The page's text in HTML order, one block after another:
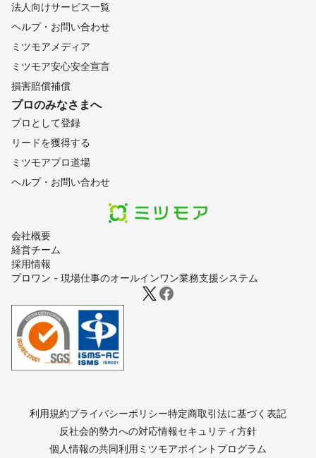
会社概要
経営チーム
採用情報
プロワン - 現場仕事のオールインワン業務支援システム
法人向けサービス一覧
ヘルプ・お問い合わせ
ミツモアメディア
ミツモア安心安全宣言
損害賠償補償
プロのみなさまへ
プロとして登録
リードを獲得する
ミツモアプロ道場
ヘルプ・お問い合わせ
利用規約プライバシーポリシー特定商取引法に基づく表記
反社会的勢力への対応情報セキュリティ方針
個人情報の共同利用 ミツモアポイントプログラム